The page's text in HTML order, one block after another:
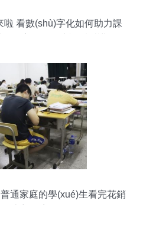
啦 看數(shù)字化如何助力課
通家庭的學(xué)生看完花銷